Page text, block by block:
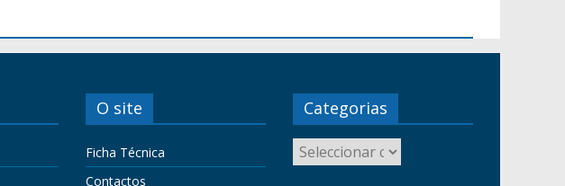
O site
Ficha Técnica
Contactos
Categorias